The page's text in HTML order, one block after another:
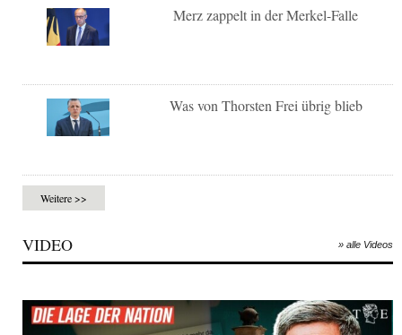
Merz zappelt in der Merkel-Falle
Was von Thorsten Frei übrig blieb
Weitere >>
VIDEO » alle Videos